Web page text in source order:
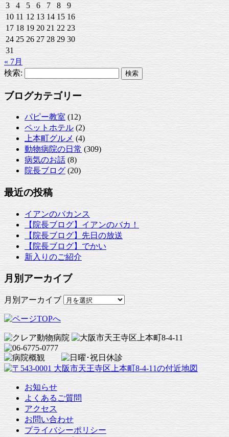
3
4 5 6 7 8
9
10 11 12 13 14 15 16
17 18 19 20 21 22 23
24 25 26 27 28 29 30
31
« 7月
検索:
ブログカテゴリー
パピー教室 (12)
ペットホテル (2)
上本町グルメ (4)
動物病院の日常 (309)
病気のお話 (8)
院長ブログ (20)
最近の投稿
イアンのバカンス
【院長ブログ】イアンのバカ！
【院長ブログ】先日の放送
【院長ブログ】でかい
新入りのご紹介
月別アーカイブ
月別アーカイブ
お知らせ
よくあるご質問
アクセス
お問い合わせ
プライバシーポリシー